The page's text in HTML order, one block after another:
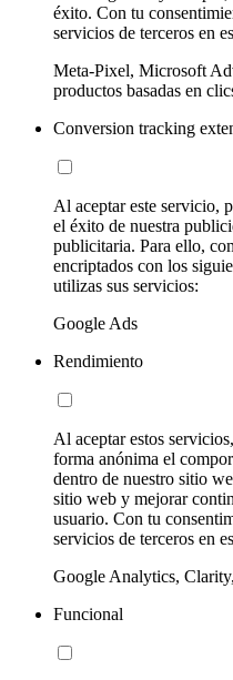
éxito. Con tu
servicios de terceros en
Meta-Pixel, Microsoft
productos basadas en
Conversion tracking
Al aceptar este servicio,
el éxito de nuestra
publicitaria. Para ello,
encriptados con los
utilizas sus servicios:
Google Ads
Rendimiento
Al aceptar estos
forma anónima el
dentro de nuestro sitio
sitio web y mejorar
usuario. Con tu
servicios de terceros en
Google Analytics,
Funcional